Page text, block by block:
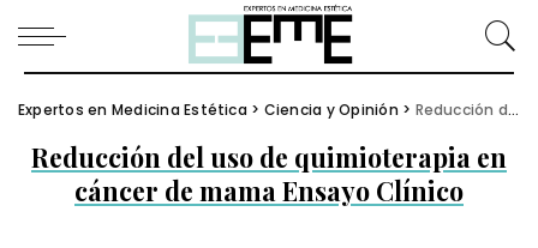
Expertos en Medicina Estética > Ciencia y Opinión > Reducción del uso de quimioterapia en cáncer de mama Ensayo Clínico
Reducción del uso de quimioterapia en
cáncer de mama Ensayo Clínico